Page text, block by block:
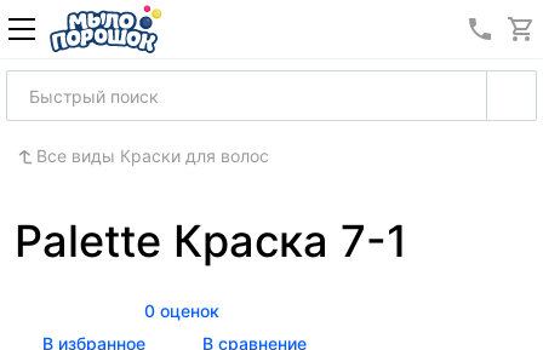
8
Все виды Краски для волос
Palette Краска 7-1
0 оценок
В избранное
В сравнение